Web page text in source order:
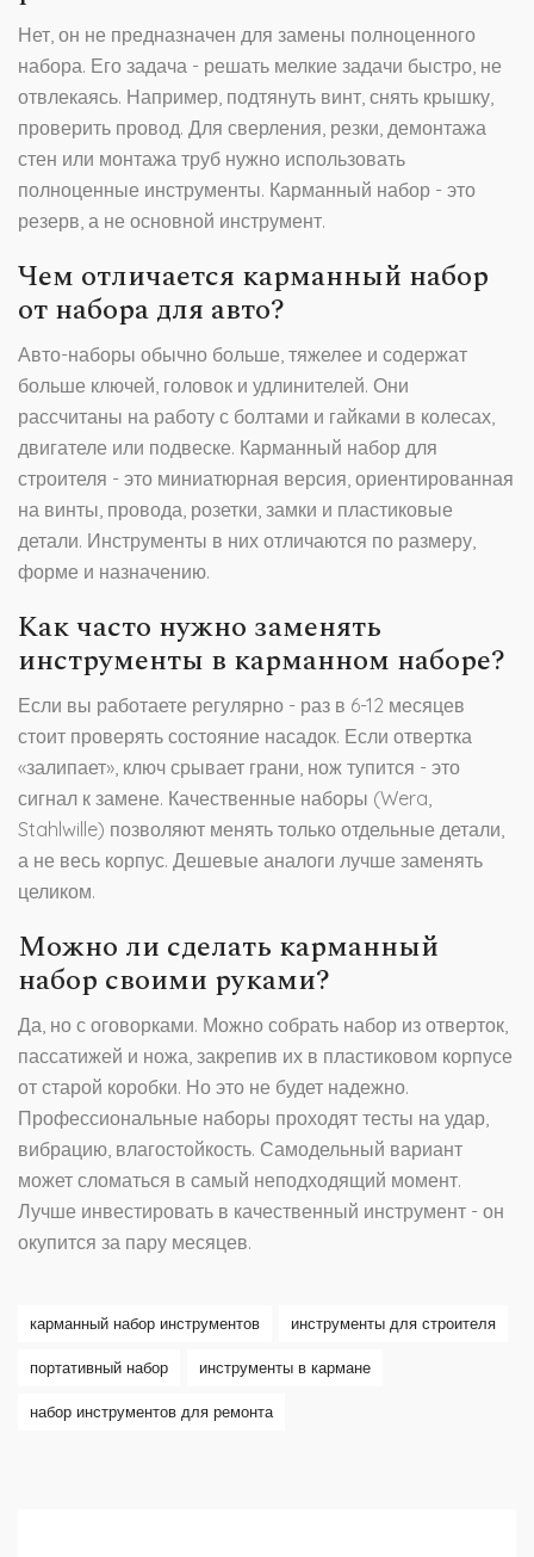
Нет, он не предназначен для замены полноценного
набора. Его задача - решать мелкие задачи быстро, не
отвлекаясь. Например, подтянуть винт, снять крышку,
проверить провод. Для сверления, резки, демонтажа
стен или монтажа труб нужно использовать
полноценные инструменты. Карманный набор - это
резерв, а не основной инструмент.
Чем отличается карманный набор
от набора для авто?
Авто-наборы обычно больше, тяжелее и содержат
больше ключей, головок и удлинителей. Они
рассчитаны на работу с болтами и гайками в колесах,
двигателе или подвеске. Карманный набор для
строителя - это миниатюрная версия, ориентированная
на винты, провода, розетки, замки и пластиковые
детали. Инструменты в них отличаются по размеру,
форме и назначению.
Как часто нужно заменять
инструменты в карманном наборе?
Если вы работаете регулярно - раз в 6-12 месяцев
стоит проверять состояние насадок. Если отвертка
«залипает», ключ срывает грани, нож тупится - это
сигнал к замене. Качественные наборы (Wera,
Stahlwille) позволяют менять только отдельные детали,
а не весь корпус. Дешевые аналоги лучше заменять
целиком.
Можно ли сделать карманный
набор своими руками?
Да, но с оговорками. Можно собрать набор из отверток,
пассатижей и ножа, закрепив их в пластиковом корпусе
от старой коробки. Но это не будет надежно.
Профессиональные наборы проходят тесты на удар,
вибрацию, влагостойкость. Самодельный вариант
может сломаться в самый неподходящий момент.
Лучше инвестировать в качественный инструмент - он
окупится за пару месяцев.
карманный набор инструментов инструменты для строителя
портативный набор инструменты в кармане
набор инструментов для ремонта